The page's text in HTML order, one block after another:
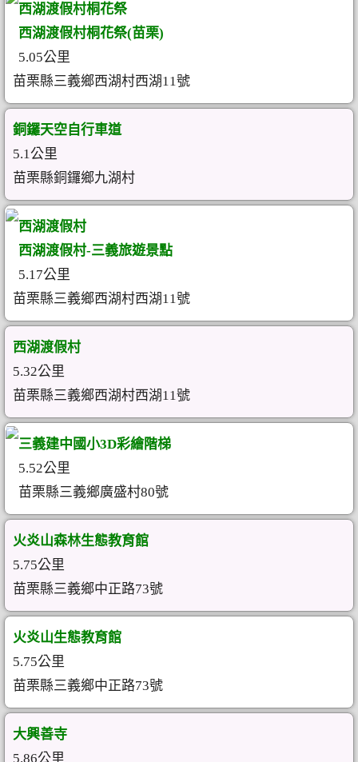
西湖渡假村桐花祭
西湖渡假村桐花祭(苗栗)
5.05公里
苗栗縣三義鄉西湖村西湖11號
銅鑼天空自行車道
5.1公里
苗栗縣銅鑼鄉九湖村
西湖渡假村
西湖渡假村-三義旅遊景點
5.17公里
苗栗縣三義鄉西湖村西湖11號
西湖渡假村
5.32公里
苗栗縣三義鄉西湖村西湖11號
三義建中國小3D彩繪階梯
5.52公里
苗栗縣三義鄉廣盛村80號
火炎山森林生態教育館
5.75公里
苗栗縣三義鄉中正路73號
火炎山生態教育館
5.75公里
苗栗縣三義鄉中正路73號
大興善寺
5.86公里